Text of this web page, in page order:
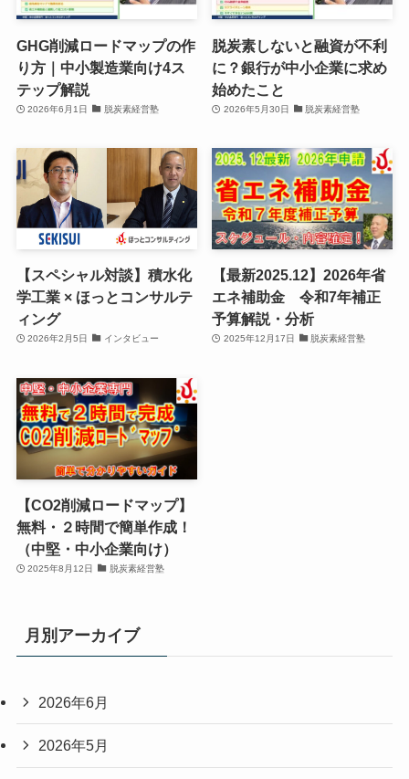
GHG削減ロードマップの作
り方｜中小製造業向け4ス
テップ解説
2026年6月1日 脱炭素経営塾
脱炭素しないと融資が不利
に？銀行が中小企業に求め
始めたこと
2026年5月30日 脱炭素経営塾
【スペシャル対談】積水化
学工業 × ほっとコンサルテ
ィング
2026年2月5日 インタビュー
【最新2025.12】2026年省
エネ補助金 令和7年補正
予算解説・分析
2025年12月17日 脱炭素経営塾
【CO2削減ロードマップ】
無料・２時間で簡単作成！
（中堅・中小企業向け）
2025年8月12日 脱炭素経営塾
月別アーカイブ
2026年6月
2026年5月